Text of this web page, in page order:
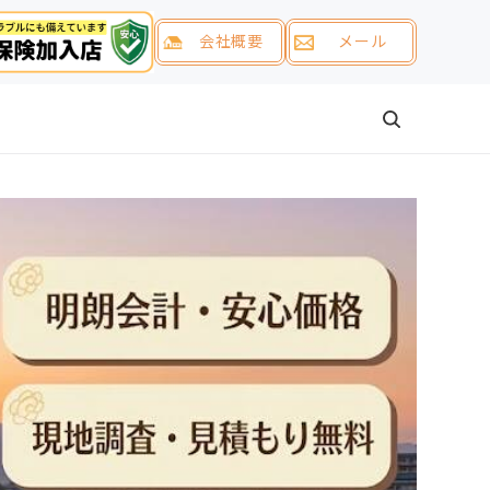
会社概要 メール